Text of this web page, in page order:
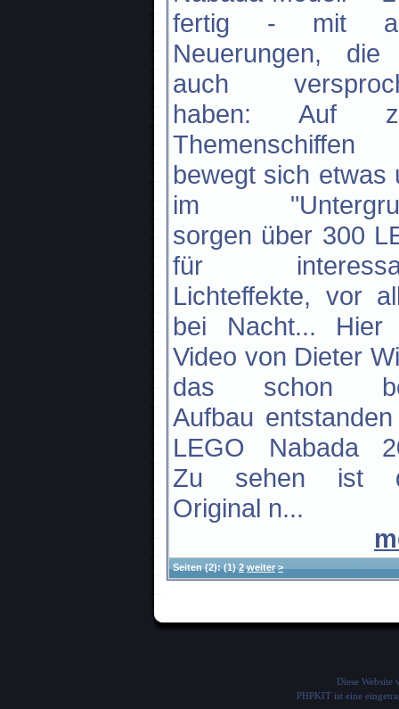
fertig - mit
Neuerungen, die
auch
haben: Auf
Themenschiffen
bewegt sich etwas
im
sorgen über 300
für
Lichteffekte, vor
bei Nacht... Hier
Video von Dieter
das schon
Aufbau
LEGO Nabada
Zu sehen ist
Original n...
Seiten(2):(1) 2 weiter >
Diese Website
PHPKIT ist eine